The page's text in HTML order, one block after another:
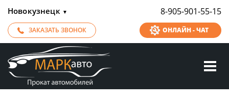
Новокузнецк ▼ 8-905-901-55-15
ЗАКАЗАТЬ ЗВОНОК ОНЛАЙН - ЧАТ